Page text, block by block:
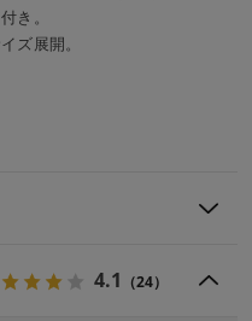
き。
ズ展開。
4.1 （24）